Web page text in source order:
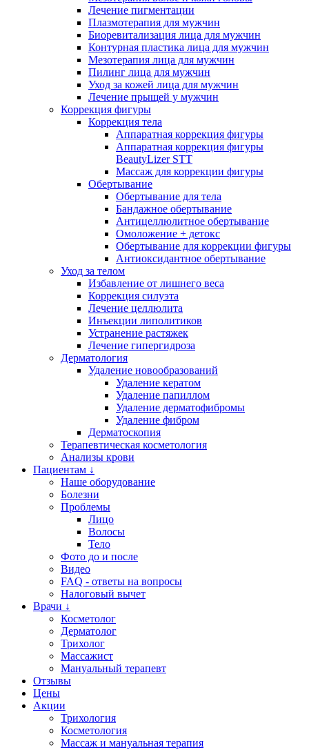
Лечение пигментации
Плазмотерапия для мужчин
Биоревитализация лица для мужчин
Контурная пластика лица для мужчин
Мезотерапия лица для мужчин
Пилинг лица для мужчин
Уход за кожей лица для мужчин
Лечение прыщей у мужчин
Коррекция фигуры
Коррекция тела
Аппаратная коррекция фигуры
Аппаратная коррекция фигуры
BeautyLizer STT
Массаж для коррекции фигуры
Обертывание
Обертывание для тела
Бандажное обертывание
Антицеллюлитное обертывание
Омоложение + детокс
Обертывание для коррекции фигуры
Антиоксидантное обертывание
Уход за телом
Избавление от лишнего веса
Коррекция силуэта
Лечение целлюлита
Инъекции липолитиков
Устранение растяжек
Лечение гипергидроза
Дерматология
Удаление новообразований
Удаление кератом
Удаление папиллом
Удаление дерматофибромы
Удаление фибром
Дерматоскопия
Терапевтическая косметология
Анализы крови
Пациентам ↓
Наше оборудование
Болезни
Проблемы
Лицо
Волосы
Тело
Фото до и после
Видео
FAQ - ответы на вопросы
Налоговый вычет
Врачи ↓
Косметолог
Дерматолог
Трихолог
Массажист
Мануальный терапевт
Отзывы
Цены
Акции
Трихология
Косметология
Массаж и мануальная терапия